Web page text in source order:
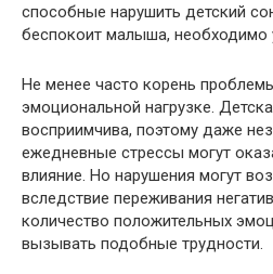
способные нарушить детский
беспокоит малыша, необходимо
Не менее часто корень
эмоциональной нагрузке.
восприимчива, поэтому даже
ежедневные стрессы могут
влияние. Но нарушения могут
вследствие переживания
количество положительных
вызывать подобные трудности.